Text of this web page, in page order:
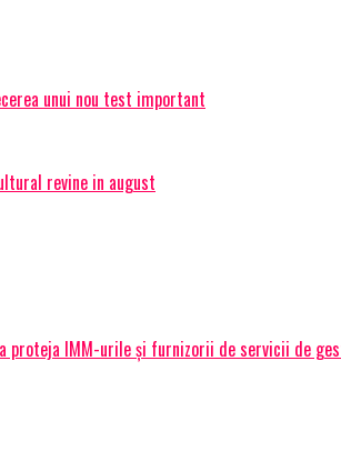
unui nou test important
revine in august
proteja IMM-urile și furnizorii de servicii de